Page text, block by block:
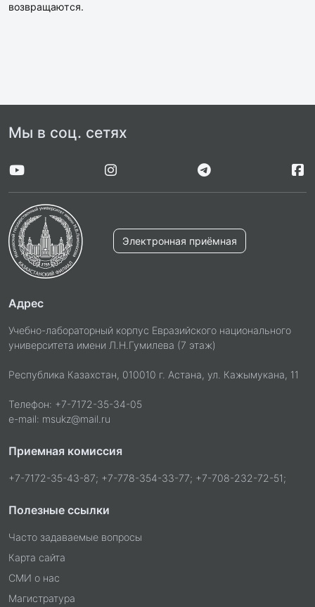
возвращаются.
Мы в соц. сетях
Электронная приёмная
Адрес
Учебно-лабораторный корпус Евразийского национального
университета имени Л.Н.Гумилева (7 этаж)
Республика Казахстан, 010010 г. Астана, ул. Кажымукана, 11
Телефон: +7-7172-35-34-05
e-mail: msukz@mail.ru
Приемная комиссия
+7-7172-35-43-87; +7-778-354-33-77; +7-708-232-72-51;
Полезные ссылки
Часто задаваемые вопросы
Карта сайта
СМИ о нас
Магистратура